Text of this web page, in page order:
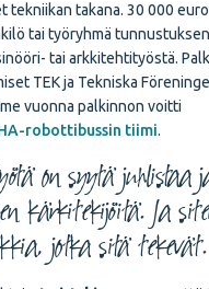
tekniikan takana. 30 000
tai työryhmä
tai arkkitehtityöstä.
TEK ja Tekniska
vuonna palkinnon voitti
robottibussin tiimi.
on syytä juhlistaa
kärkitekijöitä. Ja
jotka sitä tekevät.